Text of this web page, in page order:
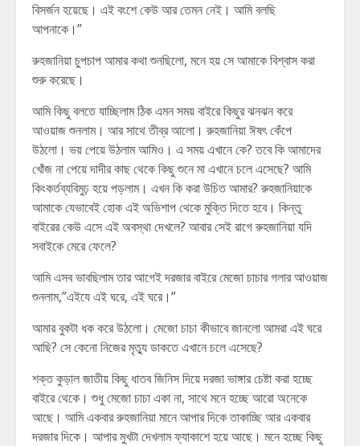
বিসর্জন হয়েছে। এই বংশে কেউ আর তেমন নেই। আমি বলছি
আপনাকে।”
রুহজানিয়া চুপচাপ আমার কথা শুনছিলো, মনে হয় সে আমাকে বিশ্বাস করা
শুরু করেছে।
আমি কিছু বলতে যাচ্ছিলাম ঠিক এমন সময় বাইরে কিছুর ঝনঝন করে
আওয়াজ শুনলাম। আর সাথে তীব্র আলো। রুহজানিয়া ঈষৎ কেঁপে
উঠলো। ভয় পেয়ে উঠলাম আমিও। এ সময় এখানে কে? তবে কি আমাদের
খোঁজ না পেয়ে দাদীর কাছ থেকে কিছু শুনে মা এখানে চলে এসেছে? আমি
কিংকর্তব্যবিমুঢ় হয়ে পড়লাম। এখন কি করা উচিত আমার? রুহজানিয়াকে
আমাকে যেভাবেই হোক এই অভিশাপ থেকে মুক্তি দিতে হবে। কিন্তু
বাইরের কেউ এসে এই অবস্থা দেখলে? আবার সেই রাগে রুহজানিয়া যদি
সবাইকে মেরে ফেলে?
আমি এসব ভাবছিলাম তার আগেই দরজার বাইরে মেজো চাচার গলার আওয়াজ
শুনলাম,”এইযে এই ঘরে, এই ঘরে।”
আমার বুকটা ধক করে উঠলো। মেজো চাচা কীভাবে জানলো আমরা এই ঘরে
আছি? সে কেনো নিজের মৃত্যু ডাকতে এখানে চলে এসেছে?
শক্ত কুড়াল জাতীয় কিছু ধাতব জিনিস দিয়ে দরজা ভাঙ্গার চেষ্টা করা হচ্ছে
বাইরে থেকে। শুধু মেজো চাচা একা না, সাথে মনে হচ্ছে আরো অনেকে
আছে। আমি একবার রুহজানিয়া মানে আপার দিকে তাকাচ্ছি আর একবার
দরজার দিকে। আপার মুখটা দেখলাম ফ্যাকাশে হয়ে আছে। মনে হচ্ছে কিছু